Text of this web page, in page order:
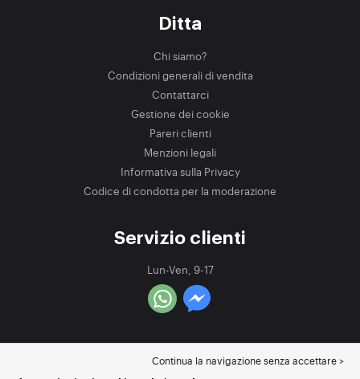
Ditta
Chi siamo?
Condizioni generali di vendita
Contattarci
Gestione dei cookie
Pareri clienti
Menzioni legali
Informativa sulla Privacy
Codice di condotta per la moderazione
Servizio clienti
Lun-Ven, 9-17
Continua la navigazione senza accettare >